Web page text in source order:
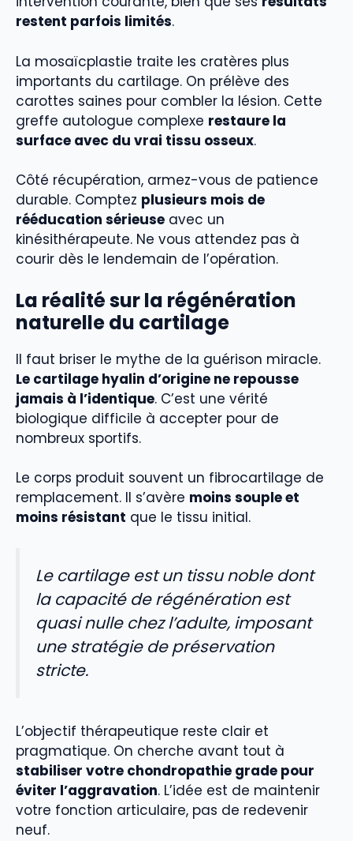
restent parfois limités.
La mosaïcplastie traite les cratères plus
importants du cartilage. On prélève des
carottes saines pour combler la lésion. Cette
greffe autologue complexe restaure la
surface avec du vrai tissu osseux.
Côté récupération, armez-vous de patience
durable. Comptez plusieurs mois de
rééducation sérieuse avec un
kinésithérapeute. Ne vous attendez pas à
courir dès le lendemain de l’opération.
La réalité sur la régénération
naturelle du cartilage
Il faut briser le mythe de la guérison miracle.
Le cartilage hyalin d’origine ne repousse
jamais à l’identique. C’est une vérité
biologique difficile à accepter pour de
nombreux sportifs.
Le corps produit souvent un fibrocartilage de
remplacement. Il s’avère moins souple et
moins résistant que le tissu initial.
Le cartilage est un tissu noble dont
la capacité de régénération est
quasi nulle chez l’adulte, imposant
une stratégie de préservation
stricte.
L’objectif thérapeutique reste clair et
pragmatique. On cherche avant tout à
stabiliser votre chondropathie grade pour
éviter l’aggravation. L’idée est de maintenir
votre fonction articulaire, pas de redevenir
neuf.